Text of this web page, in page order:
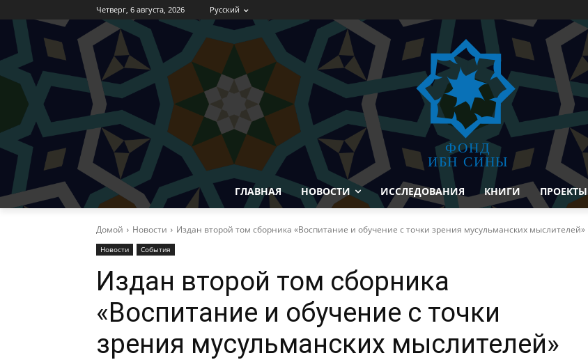
Четверг, 6 августа, 2026 Русский
ФОНД
ИБН СИНЫ
ГЛАВНАЯ НОВОСТИ ИССЛЕДОВАНИЯ КНИГИ ПРОЕКТЫ
Домой Новости Издан второй том сборника «Воспитание и обучение с точки зрения мусульманских мыслителей»
Новости События
Издан второй том сборника
«Воспитание и обучение с точки
зрения мусульманских мыслителей»